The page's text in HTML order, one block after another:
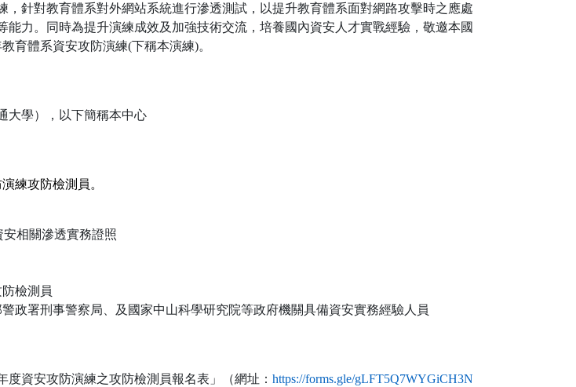
針對教育體系對外網站系統進行滲透測試，以提升教育體系面對網路攻擊時之應處
力。同時為提升演練成效及加強技術交流，培養國內資安人才實戰經驗，敬邀本國
育體系資安攻防演練(下稱本演練)。
大學），以下簡稱本中心
練攻防檢測員。
安相關滲透實務證照
檢測員
政署刑事警察局、及國家中山科學研究院等政府機關具備資安實務經驗人員
資安攻防演練之攻防檢測員報名表」（網址： https://forms.gle/gLFT5Q7WYGiCH3N